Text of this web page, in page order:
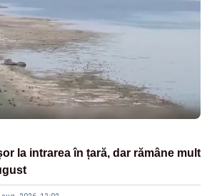
la intrarea în țară, dar rămâne mult